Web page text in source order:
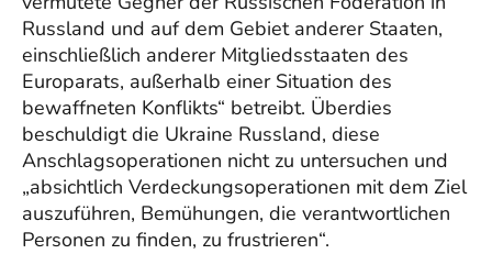
Russland und auf dem Gebiet anderer Staaten,
einschließlich anderer Mitgliedsstaaten des
Europarats, außerhalb einer Situation des
bewaffneten Konflikts“ betreibt. Überdies
beschuldigt die Ukraine Russland, diese
Anschlagsoperationen nicht zu untersuchen und
„absichtlich Verdeckungsoperationen mit dem Ziel
auszuführen, Bemühungen, die verantwortlichen
Personen zu finden, zu frustrieren“.